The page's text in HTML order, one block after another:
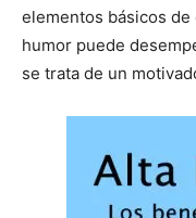
elementos básicos
humor puede
se trata de un